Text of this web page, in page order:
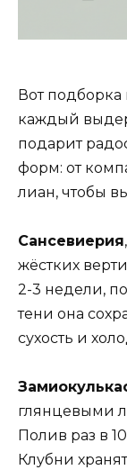
Вот
каждый
подарит
форм: от
лиан, чтобы
Сансевиерия
жёстких
2-3 недели,
тени она
сухость и
глянцевыми
Полив раз в
Клубни